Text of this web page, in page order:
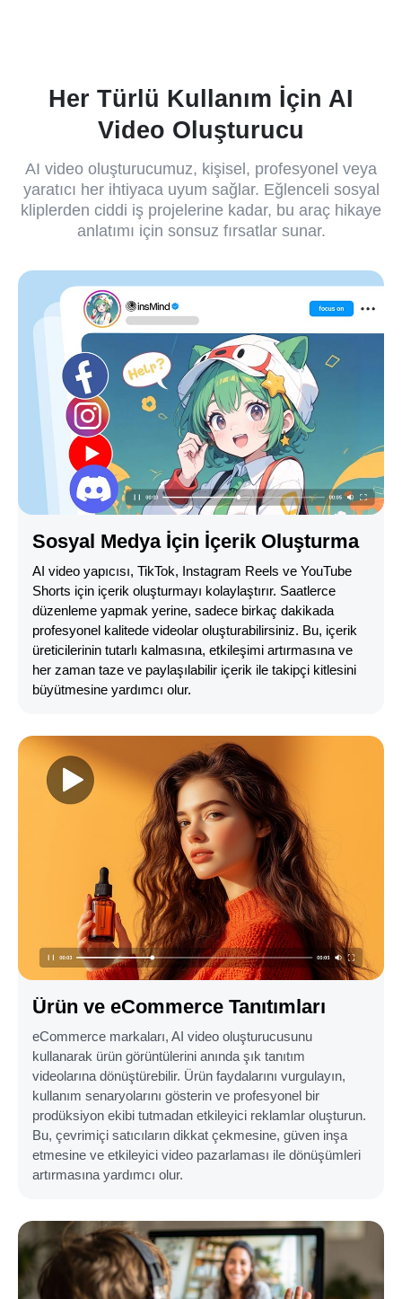
Her Türlü Kullanım İçin AI
Video Oluşturucu
AI video oluşturucumuz, kişisel, profesyonel veya
yaratıcı her ihtiyaca uyum sağlar. Eğlenceli sosyal
kliplerden ciddi iş projelerine kadar, bu araç hikaye
anlatımı için sonsuz fırsatlar sunar.
Sosyal Medya İçin İçerik Oluşturma
AI video yapıcısı, TikTok, Instagram Reels ve YouTube
Shorts için içerik oluşturmayı kolaylaştırır. Saatlerce
düzenleme yapmak yerine, sadece birkaç dakikada
profesyonel kalitede videolar oluşturabilirsiniz. Bu, içerik
üreticilerinin tutarlı kalmasına, etkileşimi artırmasına ve
her zaman taze ve paylaşılabilir içerik ile takipçi kitlesini
büyütmesine yardımcı olur.
Ürün ve eCommerce Tanıtımları
eCommerce markaları, AI video oluşturucusunu
kullanarak ürün görüntülerini anında şık tanıtım
videolarına dönüştürebilir. Ürün faydalarını vurgulayın,
kullanım senaryolarını gösterin ve profesyonel bir
prodüksiyon ekibi tutmadan etkileyici reklamlar oluşturun.
Bu, çevrimiçi satıcıların dikkat çekmesine, güven inşa
etmesine ve etkileyici video pazarlaması ile dönüşümleri
artırmasına yardımcı olur.